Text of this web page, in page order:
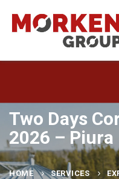
Two Days
2026 – Piura
HOME SERVICES